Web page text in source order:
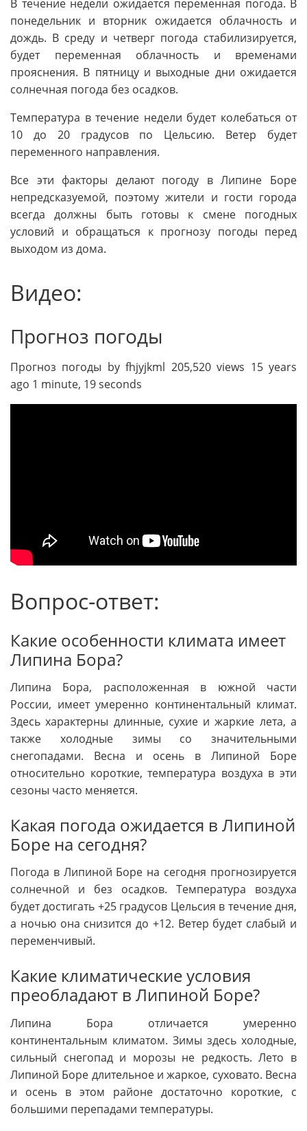
В течение недели ожидается переменная погода. В
понедельник и вторник ожидается облачность и
дождь. В среду и четверг погода стабилизируется,
будет переменная облачность и временами
прояснения. В пятницу и выходные дни ожидается
солнечная погода без осадков.
Температура в течение недели будет колебаться от
10 до 20 градусов по Цельсию. Ветер будет
переменного направления.
Все эти факторы делают погоду в Липине Боре
непредсказуемой, поэтому жители и гости города
всегда должны быть готовы к смене погодных
условий и обращаться к прогнозу погоды перед
выходом из дома.
Видео:
Прогноз погоды
Прогноз погоды by fhjyjkml 205,520 views 15 years
ago 1 minute, 19 seconds
Вопрос-ответ:
Какие особенности климата имеет
Липина Бора?
Липина Бора, расположенная в южной части
России, имеет умеренно континентальный климат.
Здесь характерны длинные, сухие и жаркие лета, а
также холодные зимы со значительными
снегопадами. Весна и осень в Липиной Боре
относительно короткие, температура воздуха в эти
сезоны часто меняется.
Какая погода ожидается в Липиной
Боре на сегодня?
Погода в Липиной Боре на сегодня прогнозируется
солнечной и без осадков. Температура воздуха
будет достигать +25 градусов Цельсия в течение дня,
а ночью она снизится до +12. Ветер будет слабый и
переменчивый.
Какие климатические условия
преобладают в Липиной Боре?
Липина Бора отличается умеренно
континентальным климатом. Зимы здесь холодные,
сильный снегопад и морозы не редкость. Лето в
Липиной Боре длительное и жаркое, суховато. Весна
и осень в этом районе достаточно короткие, с
большими перепадами температуры.